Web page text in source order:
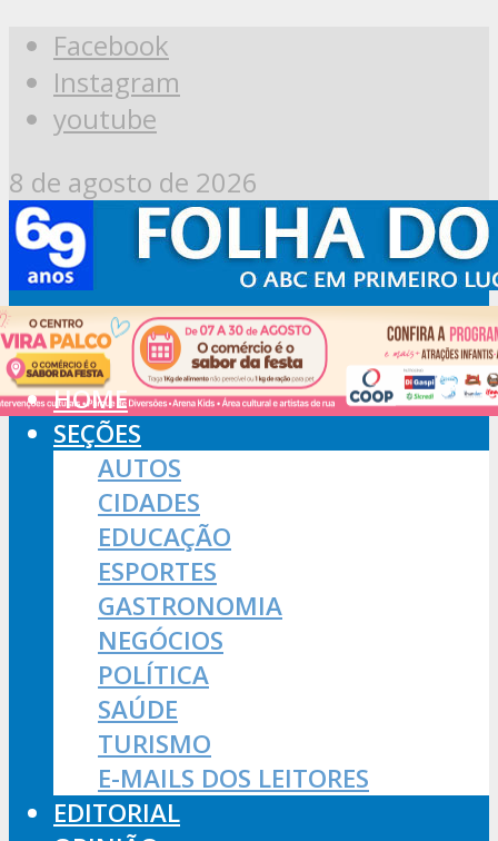
Facebook
Instagram
youtube
8 de agosto de 2026
HOME
SEÇÕES
AUTOS
CIDADES
EDUCAÇÃO
ESPORTES
GASTRONOMIA
NEGÓCIOS
POLÍTICA
SAÚDE
TURISMO
E-MAILS DOS LEITORES
EDITORIAL